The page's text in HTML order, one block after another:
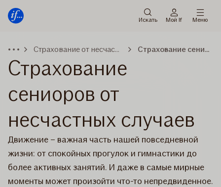
Искать Мой If Меню
Страхование от несчастных случаев Страхование сениоров
Страхование
сениоров от
несчастных случаев
Движение – важная часть нашей повседневной
жизни: от спокойных прогулок и гимнастики до
более активных занятий. И даже в самые мирные
моменты может произойти что-то непредвиденное.